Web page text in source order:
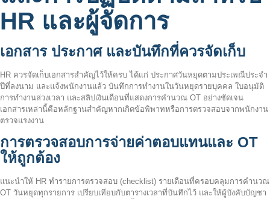
HR และผู้จัดการ
เอกสาร ประกาศ และบันทึกที่ควรจัดเก็บ
HR ควรจัดเก็บเอกสารสำคัญไว้ให้ครบ ได้แก่ ประกาศวันหยุดตามประเพณีประจำ
ปีที่ลงนาม และแจ้งพนักงานแล้ว บันทึกการทำงานในวันหยุดรายบุคคล ใบอนุมัติ
การทำงานล่วงเวลา และสลิปเงินเดือนที่แสดงการคำนวณ OT อย่างชัดเจน
เอกสารเหล่านี้คือหลักฐานสำคัญหากเกิดข้อพิพาทหรือการตรวจสอบจากพนักงาน
ตรวจแรงงาน
การตรวจสอบการจ่ายค่าตอบแทนและ OT
ให้ถูกต้อง
แนะนำให้ HR ทำรายการตรวจสอบ (checklist) รายเดือนที่ครอบคลุมการคำนวณ
OT วันหยุดทุกรายการ เปรียบเทียบกับตารางเวลาที่บันทึกไว้ และให้ผู้บังคับบัญชา